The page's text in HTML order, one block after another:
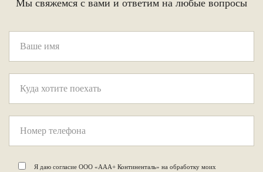
Мы свяжемся с вами и ответим на любые вопросы
Я даю согласие ООО «ААА+ Континенталь» на обработку моих